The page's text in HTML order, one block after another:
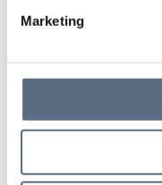
Marketing